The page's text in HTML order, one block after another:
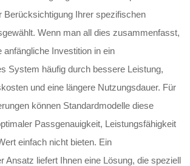
Berücksichtigung Ihrer spezifischen
Wenn man all dies zusammenfasst,
anfängliche Investition in ein
System häufig durch bessere Leistung,
und eine längere Nutzungsdauer. Für
können Standardmodelle diese
Passgenauigkeit, Leistungsfähigkeit
einfach nicht bieten. Ein
Ansatz liefert Ihnen eine Lösung, die speziell